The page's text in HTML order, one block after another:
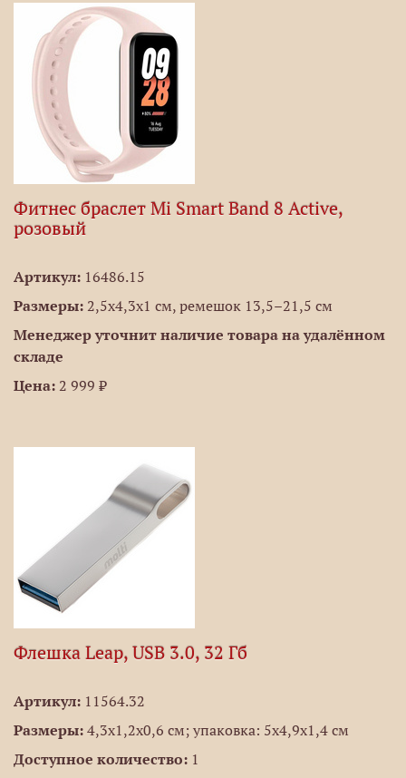
Фитнес браслет Mi Smart Band 8 Active,
розовый
Артикул: 16486.15
Размеры: 2,5x4,3x1 см, ремешок 13,5–21,5 см
Менеджер уточнит наличие товара на удалённом
складе
Цена: 2 999 ₽
Флешка Leap, USB 3.0, 32 Гб
Артикул: 11564.32
Размеры: 4,3х1,2х0,6 см; упаковка: 5х4,9х1,4 см
Доступное количество: 1